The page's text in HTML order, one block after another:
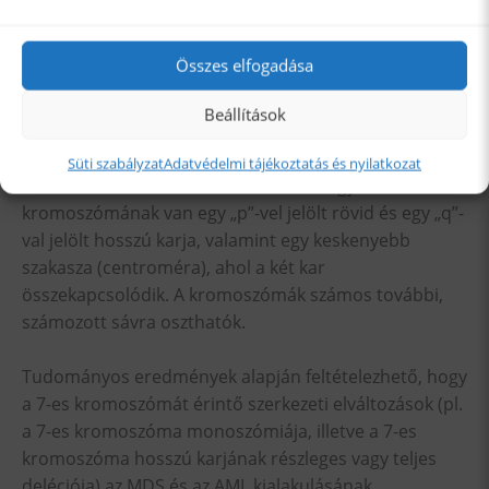
Összes elfogadása
Beállítások
Süti szabályzatAdatvédelmi tájékoztatás és nyilatkozat
A kromoszómák a szervezet minden sejtjében a
sejtmagban találhatók, és az egyén öröklődő
jellegeiért felelnek. A kromoszómapárokat 1-től 22-ig
betűvel jelöljük. Férfiakban egy X- és egy Y-, nőkben
kromoszómának van egy „p”-vel jelölt rövid és egy „q”-
val jelölt hosszú karja, valamint egy keskenyebb
szakasza (centroméra), ahol a két kar
összekapcsolódik. A kromoszómák számos további,
számozott sávra oszthatók.
Tudományos eredmények alapján feltételezhető, hogy
a 7-es kromoszómát érintő szerkezeti elváltozások (pl.
a 7-es kromoszóma monoszómiája, illetve a 7-es
kromoszóma hosszú karjának részleges vagy teljes